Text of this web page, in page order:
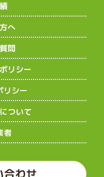
へ
問
リシー
リシー
ついて
者
合わせ